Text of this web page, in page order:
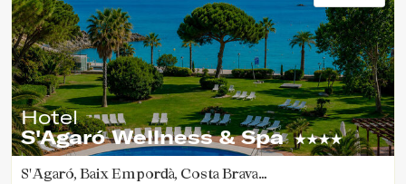
Hotel
S'Agaró Wellness & Spa
S'Agaró, Baix Empordà, Costa Brava